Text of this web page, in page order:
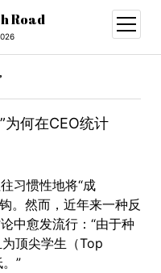
Road
open
menu
为何在CEO统计
习惯性地将“成
。然而，近年来一种反
中愈发流行：“由于种
顶尖学生（Top
”